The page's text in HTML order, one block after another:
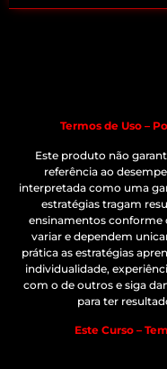
Termos de Uso –
Este produto não
referência ao
interpretada como uma
estratégias tragam
ensinamentos conforme
variar e dependem
prática as estratégias
individualidade,
com o de outros e siga
para ter
Este Curso –